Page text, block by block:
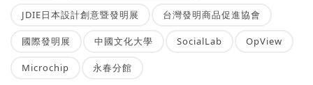
JDIE日本設計創意暨發明展 台灣發明商品促進協會
國際發明展 中國文化大學 SocialLab OpView
Microchip 永春分館